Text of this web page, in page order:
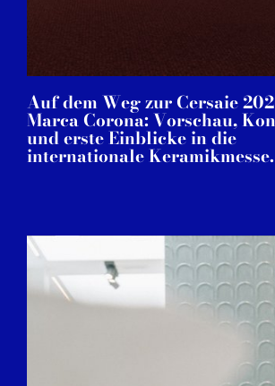
Auf dem Weg zur Cersaie
Marca Corona: Vorschau,
und erste Einblicke in die
internationale Keramikmesse.